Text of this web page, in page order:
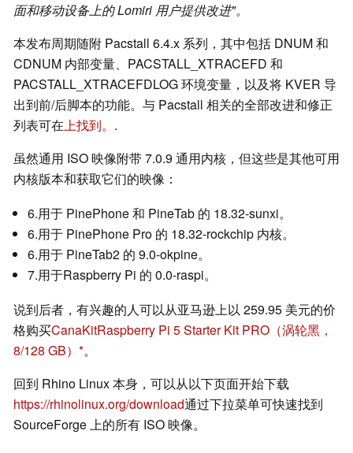
面和移动设备上的 Lomiri 用户提供改进"。
本发布周期随附 Pacstall 6.4.x 系列，其中包括 DNUM 和
CDNUM 内部变量、PACSTALL_XTRACEFD 和
PACSTALL_XTRACEFDLOG 环境变量，以及将 KVER 导
出到前/后脚本的功能。与 Pacstall 相关的全部改进和修正
列表可在上找到。 .
虽然通用 ISO 映像附带 7.0.9 通用内核，但这些是其他可用
内核版本和获取它们的映像：
6.用于 PinePhone 和 PineTab 的 18.32-sunxi。
6.用于 PinePhone Pro 的 18.32-rockchip 内核。
6.用于 PineTab2 的 9.0-okpine。
7.用于Raspberry Pi 的 0.0-raspi。
说到后者，有兴趣的人可以从亚马逊上以 259.95 美元的价
格购买CanaKitRaspberry Pi 5 Starter Kit PRO（涡轮黑，
8/128 GB）
。
回到 Rhino Linux 本身，可以从以下页面开始下载
https://rhinolinux.org/download通过下拉菜单可快速找到
SourceForge 上的所有 ISO 映像。